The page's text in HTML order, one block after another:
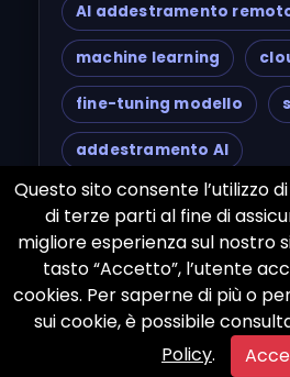
Questo sito consente l’utilizzo
di terze parti al fine di
migliore esperienza sul nostro
tasto “Accetto”, l’utente
cookies. Per saperne di più o
sui cookie, è possibile
Policy.
AI addestramento
machine learning
fine-tuning modello
addestramento AI
intelligenza artificiale
collaborazione remota
gestione dati
Google Cloud AWS